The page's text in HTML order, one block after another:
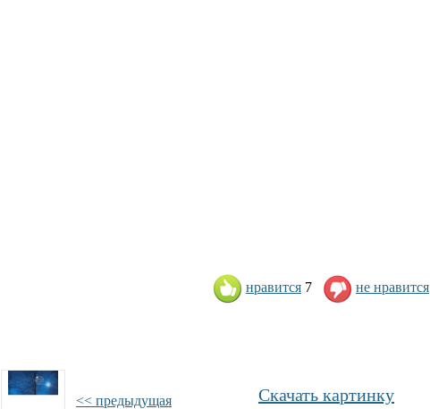
нравится 7 не нравится
<< предыдущая Скачать картинку